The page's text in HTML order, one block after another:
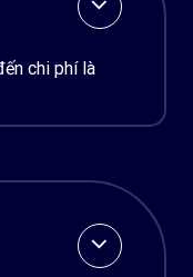
chi phí là